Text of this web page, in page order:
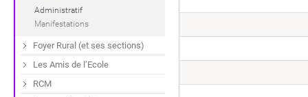
Administratif
Manifestations
Foyer Rural (et ses sections)
Les Amis de l’Ecole
RCM